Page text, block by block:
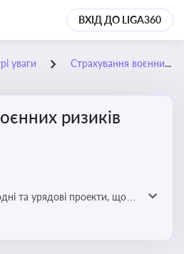
ВХІД ДО LIGA360
уваги Страхування воєнних ризиків
ризиків
та урядові проекти, що
ризики для власників